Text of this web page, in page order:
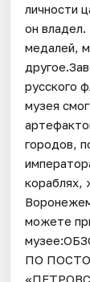
личности
он
медалей,
русского
музея
городов,
кораблях,
можете
ПО